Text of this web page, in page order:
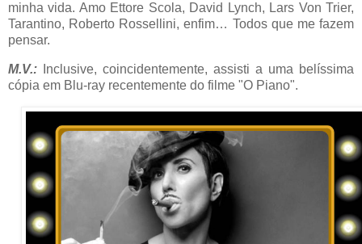
minha vida. Amo Ettore Scola, David Lynch, Lars Von Trier,
Tarantino, Roberto Rossellini, enfim… Todos que me fazem
pensar.
M.V.:
Inclusive, coincidentemente, assisti a uma belíssima
cópia em Blu-ray recentemente do filme "O Piano".